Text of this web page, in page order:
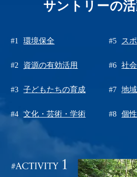
サントリーの
#1 環境保全 #5 ス
#2 資源の有効活用 #6 社
#3 子どもたちの育成 #7 地
#4 文化・芸術・学術 #8 個